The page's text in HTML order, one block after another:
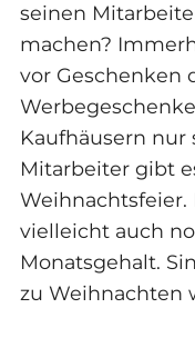
seinen
machen?
vor Geschenken
Kaufhäusern
Mitarbeiter gibt
Weihnachtsfeier.
vielleicht auch
Monatsgehalt.
zu Weihnachten